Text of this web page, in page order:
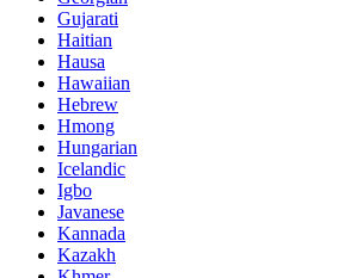
Gujarati
Haitian
Hausa
Hawaiian
Hebrew
Hmong
Hungarian
Icelandic
Igbo
Javanese
Kannada
Kazakh